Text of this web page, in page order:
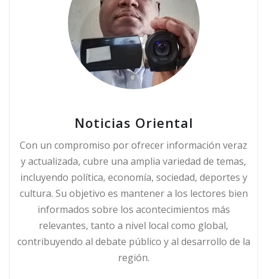
Noticias Oriental
Con un compromiso por ofrecer información veraz
y actualizada, cubre una amplia variedad de temas,
incluyendo política, economía, sociedad, deportes y
cultura. Su objetivo es mantener a los lectores bien
informados sobre los acontecimientos más
relevantes, tanto a nivel local como global,
contribuyendo al debate público y al desarrollo de la
región.